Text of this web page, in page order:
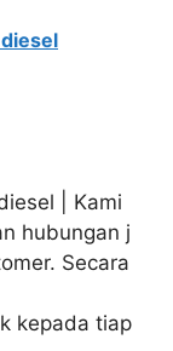
| Kami
hubungan j
Secara
kepada tiap